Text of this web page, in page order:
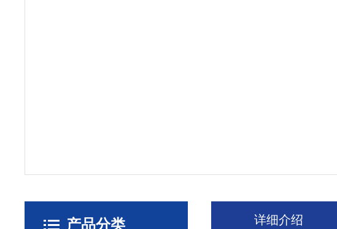
产品分类 详细介绍